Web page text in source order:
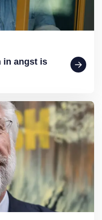
in angst is
omgaan vind ik het